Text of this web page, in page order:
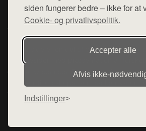
siden fungerer bedre – ikke for at
Cookie- og privatlivspolitik.
Accepter alle
Afvis
Indstillinger
Denne side er en del af want.dk, der
hjemmesider med præsentation af
diverse webshops. Der sælges ikke varer
varerne på lager.